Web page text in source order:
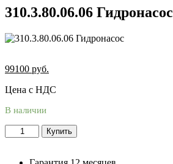
310.3.80.06.06 Гидронасос
99100 руб.
Цена с НДС
В наличии
Купить